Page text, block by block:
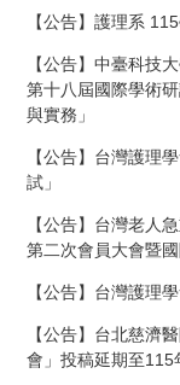
【公告】護理系
【公告】中臺科技
第十八屆國際學術
與實務」
【公告】台灣護理
試」
【公告】台灣老人
第二次會員大會暨
【公告】台灣護理
【公告】台北慈濟
會」投稿延期至115